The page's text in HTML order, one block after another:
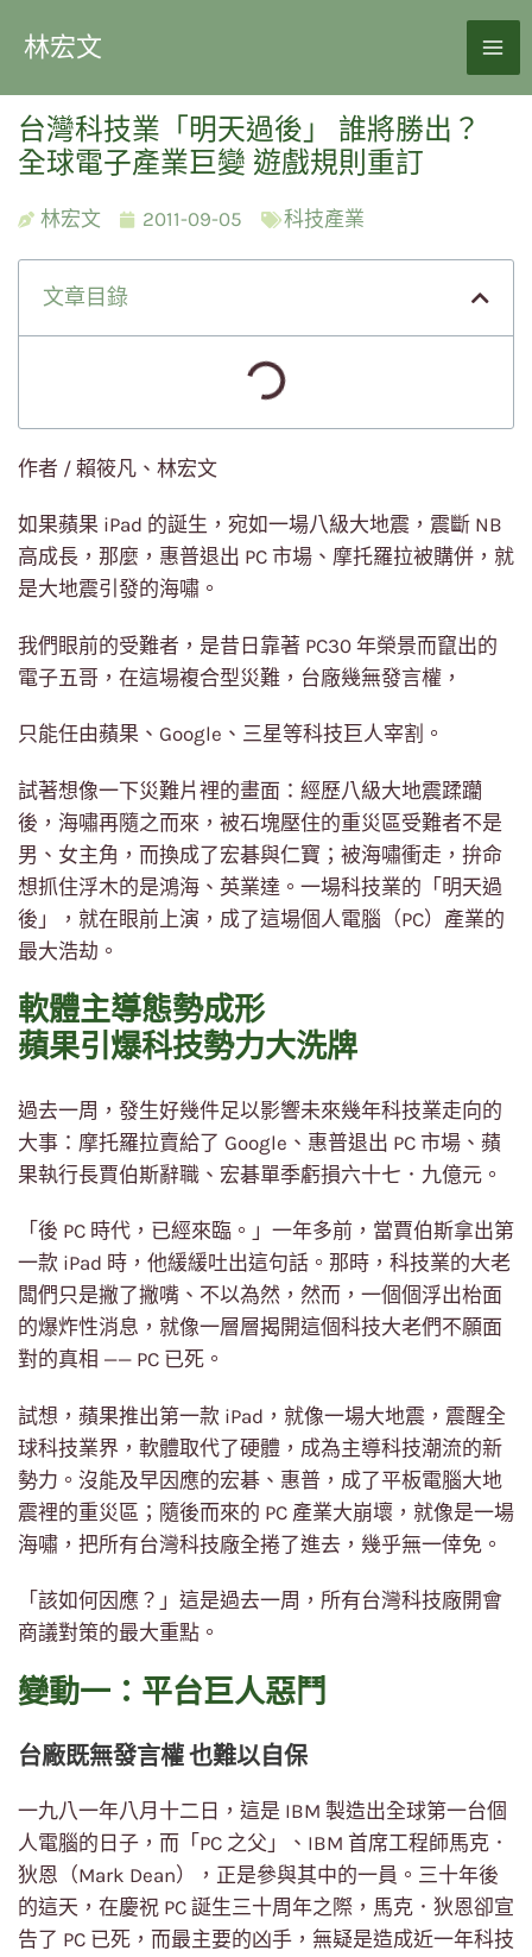
林宏文
台灣科技業「明天過後」 誰將勝出？
全球電子產業巨變 遊戲規則重訂
林宏文 2011-09-05 科技產業
文章目錄
作者 / 賴筱凡、林宏文
如果蘋果 iPad 的誕生，宛如一場八級大地震，震斷 NB
高成長，那麼，惠普退出 PC 市場、摩托羅拉被購併，就
是大地震引發的海嘯。
我們眼前的受難者，是昔日靠著 PC30 年榮景而竄出的
電子五哥，在這場複合型災難，台廠幾無發言權，
只能任由蘋果、Google、三星等科技巨人宰割。
試著想像一下災難片裡的畫面：經歷八級大地震蹂躪
後，海嘯再隨之而來，被石塊壓住的重災區受難者不是
男、女主角，而換成了宏碁與仁寶；被海嘯衝走，拚命
想抓住浮木的是鴻海、英業達。一場科技業的「明天過
後」，就在眼前上演，成了這場個人電腦（PC）產業的
最大浩劫。
軟體主導態勢成形
蘋果引爆科技勢力大洗牌
過去一周，發生好幾件足以影響未來幾年科技業走向的
大事：摩托羅拉賣給了 Google、惠普退出 PC 市場、蘋
果執行長賈伯斯辭職、宏碁單季虧損六十七．九億元。
「後 PC 時代，已經來臨。」一年多前，當賈伯斯拿出第
一款 iPad 時，他緩緩吐出這句話。那時，科技業的大老
闆們只是撇了撇嘴、不以為然，然而，一個個浮出枱面
的爆炸性消息，就像一層層揭開這個科技大老們不願面
對的真相 —— PC 已死。
試想，蘋果推出第一款 iPad，就像一場大地震，震醒全
球科技業界，軟體取代了硬體，成為主導科技潮流的新
勢力。沒能及早因應的宏碁、惠普，成了平板電腦大地
震裡的重災區；隨後而來的 PC 產業大崩壞，就像是一場
海嘯，把所有台灣科技廠全捲了進去，幾乎無一倖免。
「該如何因應？」這是過去一周，所有台灣科技廠開會
商議對策的最大重點。
變動一：平台巨人惡鬥
台廠既無發言權 也難以自保
一九八一年八月十二日，這是 IBM 製造出全球第一台個
人電腦的日子，而「PC 之父」、IBM 首席工程師馬克．
狄恩（Mark Dean），正是參與其中的一員。三十年後
的這天，在慶祝 PC 誕生三十周年之際，馬克．狄恩卻宣
告了 PC 已死，而最主要的凶手，無疑是造成近一年科技